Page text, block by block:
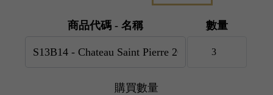
商品代碼 - 名稱 數量
購買數量